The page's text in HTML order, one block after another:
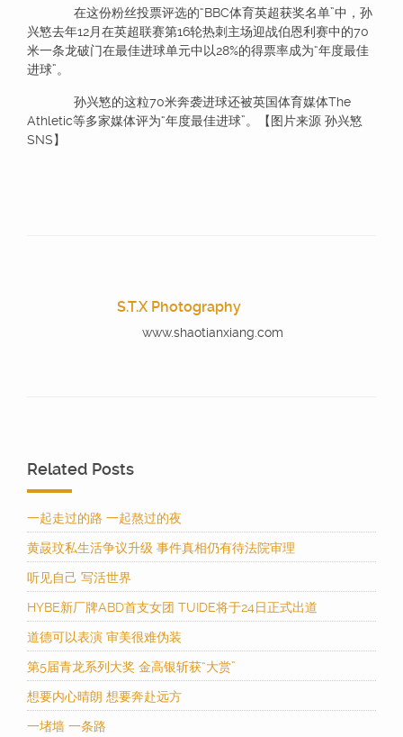
在这份粉丝投票评选的“BBC体育英超获奖名单”中，孙
兴慜去年12月在英超联赛第16轮热刺主场迎战伯恩利赛中的70
米一条龙破门在最佳进球单元中以28%的得票率成为“年度最佳
进球”。
孙兴慜的这粒70米奔袭进球还被英国体育媒体The
Athletic等多家媒体评为“年度最佳进球”。【图片来源 孙兴慜
SNS】
S.T.X Photography
www.shaotianxiang.com
Related Posts
一起走过的路 一起熬过的夜
黄晸玟私生活争议升级 事件真相仍有待法院审理
听见自己 写活世界
HYBE新厂牌ABD首支女团 TUIDE将于24日正式出道
道德可以表演 审美很难伪装
第5届青龙系列大奖 金高银斩获“大赏”
想要内心晴朗 想要奔赴远方
一堵墙 一条路